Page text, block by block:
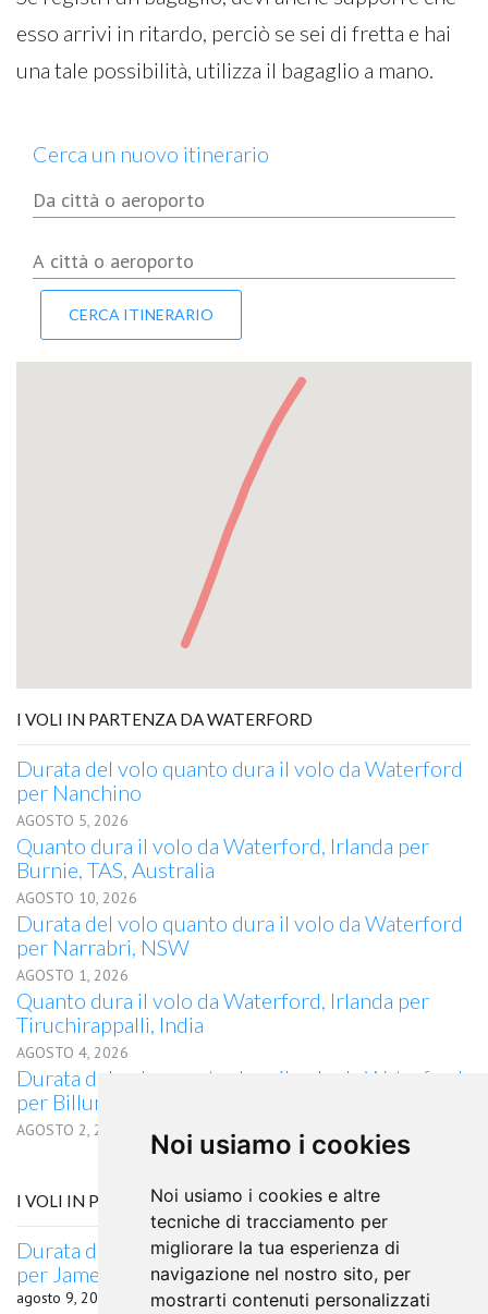
Noi usiamo i cookies
Noi usiamo i cookies e altre
tecniche di tracciamento per
migliorare la tua esperienza di
navigazione nel nostro sito, per
mostrarti contenuti personalizzati
esso arrivi in ritardo, perciò se sei di fretta e hai
una tale possibilità, utilizza il bagaglio a mano.
Cerca un nuovo itinerario
I VOLI IN PARTENZA DA WATERFORD
Durata del volo quanto dura il volo da Waterford
per Nanchino
AGOSTO 5, 2026
Quanto dura il volo da Waterford, Irlanda per
Burnie, TAS, Australia
AGOSTO 10, 2026
Durata del volo quanto dura il volo da Waterford
per Narrabri, NSW
AGOSTO 1, 2026
Quanto dura il volo da Waterford, Irlanda per
Tiruchirappalli, India
AGOSTO 4, 2026
Durata del volo quanto dura il volo da Waterford
per Billund
AGOSTO 2, 2026
I VOLI IN PARTENZA DA RESENDE
Durata del volo quanto dura il volo da Resende
per Jamestown, NY
agosto 9, 2026